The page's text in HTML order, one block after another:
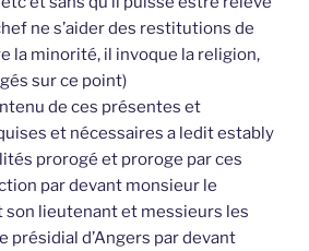
ne s’aider des restitutions de
la minorité, il invoque la religion,
sur ce point)
de ces présentes et
et nécessaires a ledit estably
prorogé et proroge par ces
par devant monsieur le
son lieutenant et messieurs les
présidial d’Angers par devant